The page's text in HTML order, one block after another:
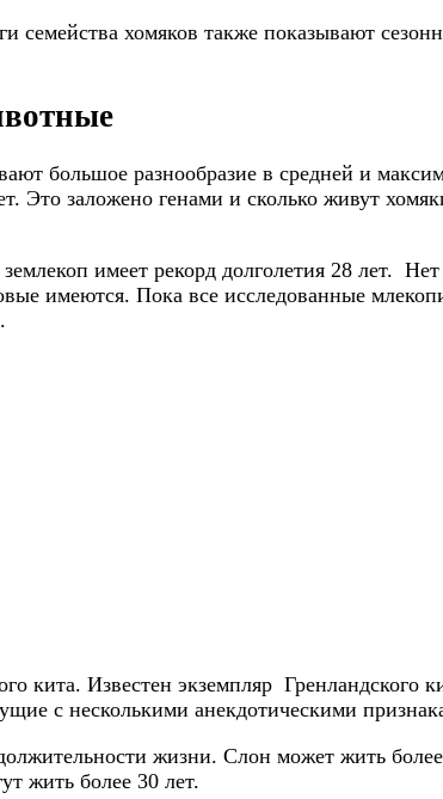
хомяков также показывают
большое разнообразие в средней и
Это заложено генами и сколько живут
имеет рекорд долголетия 28 лет.
имеются. Пока все исследованные
кита. Известен экземпляр Гренландского
с несколькими анекдотическими
жизни. Слон может жить
жить более 30 лет.